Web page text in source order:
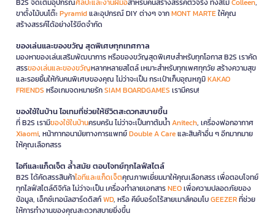
B2S จัดเต็มอุปกรณ์ศิลปะและงานฝีมือสำหรับคนสร้างสรรค์ตัวจริง ทั้งสีไม้Colleen,
ขาตั้งไม้บนโต๊ะPyramidและอุปกรณ์ DIY ต่างๆ จากMONT MARTEให้คุณ
สร้างสรรค์ได้อย่างไร้ขีดจำกัด
ของเล่นและของขวัญ สุดพิเศษทุกเทศกาล
มองหาของเล่นเสริมพัฒนาการ หรือของขวัญสุดพิเศษสำหรับทุกโอกาส B2S เราคัด
สรรของเล่นและของขวัญหลากหลายสไตล์ เหมาะสำหรับทุกเพศทุกวัย สร้างความสุข
และรอยยิ้มให้กับคนพิเศษของคุณ ไม่ว่าจะเป็น กระเป๋าเก็บอุณหภูมิKAKAO
FRIENDS หรือเกมจดหมายรักSIAM BOARDGAMES เรามีครบ!
ของใช้ในบ้าน ไอเทมที่ช่วยให้ชีวิตสะดวกสบายขึ้น
ที่ B2S เรามีของใช้ในบ้านครบครัน ไม่ว่าจะเป็นกาต้มน้ำAnitech, เครื่องฟอกอากาศ
Xiaomi, หน้ากากอนามัยทางการแพทย์Double A Careและสินค้าอื่น ๆ อีกมากมาย
ให้คุณเลือกสรร
ไอทีและแก็ดเจ็ต ล้ำสมัย ตอบโจทย์ทุกไลฟ์สไตล์
B2S ได้คัดสรรสินค้าไอทีและแก็ดเจ็ตคุณภาพเยี่ยมมาให้คุณเลือกสรร เพื่อตอบโจทย์
ทุกไลฟ์สไตล์ดิจิทัล ไม่ว่าจะเป็น เครื่องทำลายเอกสารNEOเพื่อความปลอดภัยของ
ข้อมูล, เอ็กซ์เทอนัลฮาร์ดดิสก์WD, หรือ คีย์บอร์ดไร้สายเมาส์คอมโบGEEZERที่ช่วย
ให้การทำงานของคุณสะดวกสบายยิ่งขึ้น